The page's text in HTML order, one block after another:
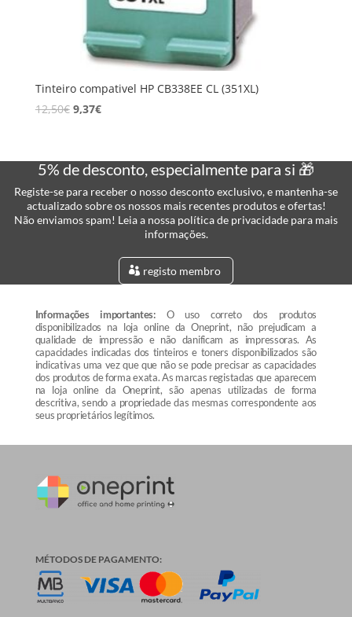
Tinteiro compativel HP CB338EE CL (351XL)
12,50€ 9,37€
5% de desconto, especialmente para si 🎁
Registe-se para receber o nosso desconto exclusivo, e mantenha-se
actualizado sobre os nossos mais recentes produtos e ofertas!
Não enviamos spam! Leia a nossa política de privacidade para mais
informações.
registo membro
Informações importantes: O uso correto dos produtos
disponibilizados na loja online da Oneprint, não prejudicam a
qualidade de impressão e não danificam as impressoras. As
capacidades indicadas dos tinteiros e toners disponibilizados são
indicativas uma vez que que não se pode precisar as capacidades
dos produtos de forma exata. As marcas registadas que aparecem
na loja online da Oneprint, são apenas utilizadas de forma
descritiva, sendo a propriedade das mesmas correspondente aos
seus proprietários legítimos.
MÉTODOS DE PAGAMENTO: